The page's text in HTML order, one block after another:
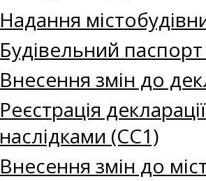
Надання
Будівельний
Внесення змін до
Реєстрація
наслідками (СС1)
Внесення змін до